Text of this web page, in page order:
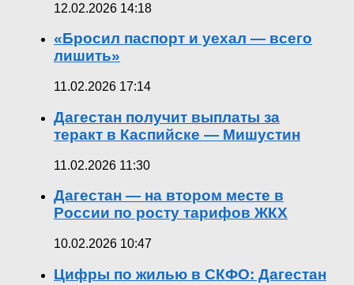
12.02.2026 14:18
«Бросил паспорт и уехал — всего
лишить»
11.02.2026 17:14
Дагестан получит выплаты за
теракт в Каспийске — Мишустин
11.02.2026 11:30
Дагестан — на втором месте в
России по росту тарифов ЖКХ
10.02.2026 10:47
Цифры по жилью в СКФО: Дагестан